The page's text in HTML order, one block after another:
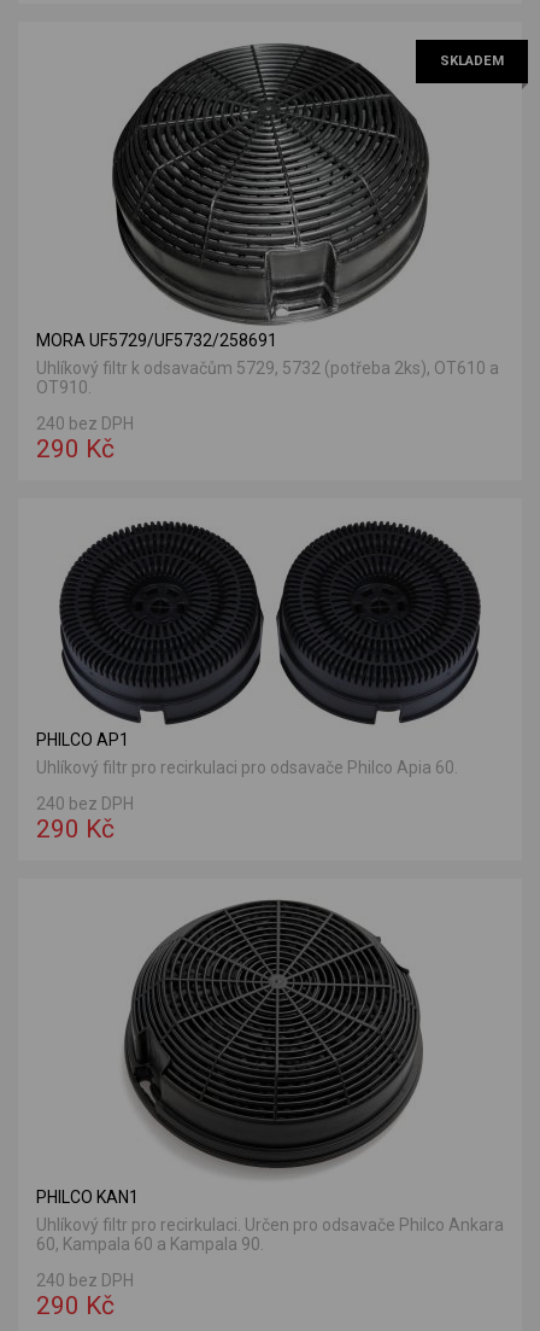
SKLADEM
MORA UF5729/UF5732/258691
Uhlíkový filtr k odsavačům 5729, 5732 (potřeba 2ks), OT610 a
OT910.
240 bez DPH
290 Kč
PHILCO AP1
Uhlíkový filtr pro recirkulaci pro odsavače Philco Apia 60.
240 bez DPH
290 Kč
PHILCO KAN1
Uhlíkový filtr pro recirkulaci. Určen pro odsavače Philco Ankara
60, Kampala 60 a Kampala 90.
240 bez DPH
290 Kč